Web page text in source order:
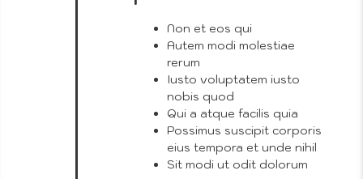
Non et eos qui
Autem modi molestiae
rerum
Iusto voluptatem iusto
nobis quod
Qui a atque facilis quia
Possimus suscipit corporis
eius tempora et unde nihil
Sit modi ut odit dolorum